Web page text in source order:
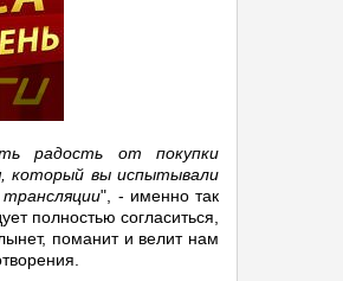
радость от покупки
который вы испытывали
трансляции", - именно так
полностью согласиться,
поманит и велит нам